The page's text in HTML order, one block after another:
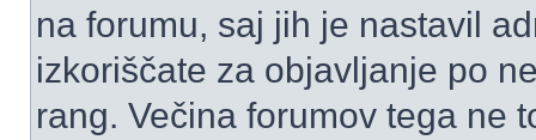
na forumu, saj jih je nastavil
izkoriščate za objavljanje po
rang. Večina forumov tega ne